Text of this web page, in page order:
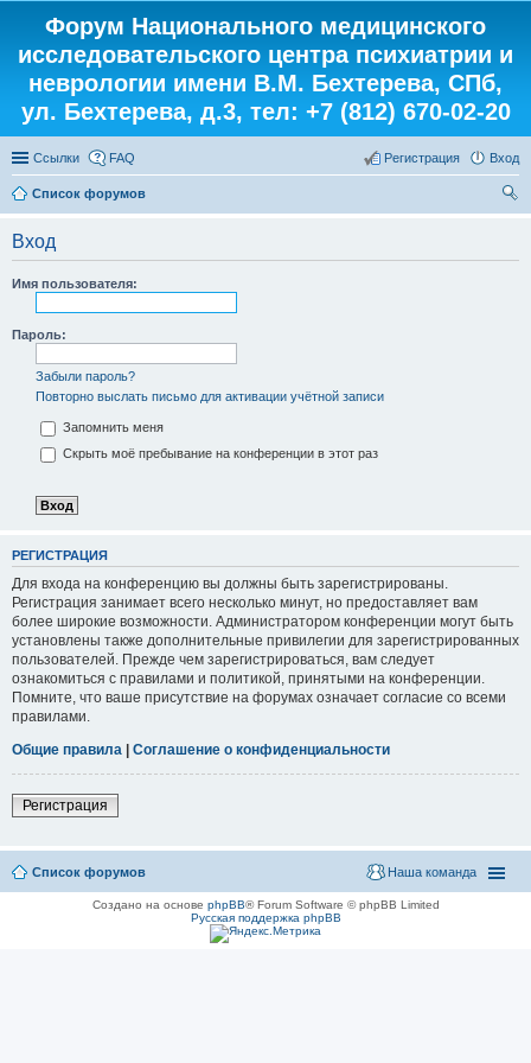
Форум Национального медицинского
исследовательского центра психиатрии и
неврологии имени В.М. Бехтерева, СПб,
ул. Бехтерева, д.3, тел: +7 (812) 670-02-20
Ссылки FAQ Вход
Регистрация
Список форумов
Вход
Имя пользователя:
Пароль:
Забыли пароль?
Повторно выслать письмо для активации учётной записи
Запомнить меня
Скрыть моё пребывание на конференции в этот раз
РЕГИСТРАЦИЯ
Для входа на конференцию вы должны быть зарегистрированы.
Регистрация занимает всего несколько минут, но предоставляет вам
более широкие возможности. Администратором конференции могут быть
установлены также дополнительные привилегии для зарегистрированных
пользователей. Прежде чем зарегистрироваться, вам следует
ознакомиться с правилами и политикой, принятыми на конференции.
Помните, что ваше присутствие на форумах означает согласие со всеми
правилами.
Общие правила | Соглашение о конфиденциальности
Регистрация
Список форумов Наша команда
Создано на основе phpBB® Forum Software © phpBB Limited
Русская поддержка phpBB